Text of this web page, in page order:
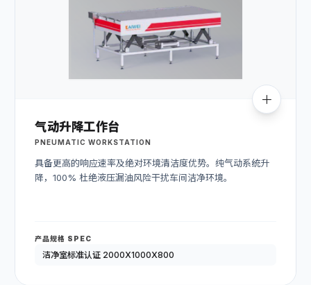
气动升降工作台
PNEUMATIC WORKSTATION
具备更高的响应速率及绝对环境清洁度优势。纯气动系统升
降，100% 杜绝液压漏油风险干扰车间洁净环境。
产品规格 SPEC
洁净室标准认证 2000X1000X800